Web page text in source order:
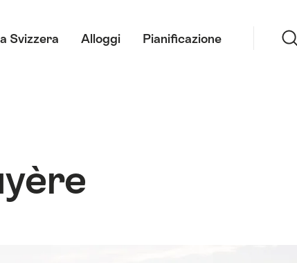
Svizzera Alloggi Pianificazione